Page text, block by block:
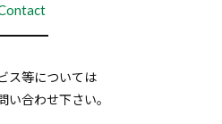
ス等については
い合わせ下さい。